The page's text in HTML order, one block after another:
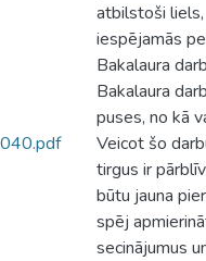
atbilstoši
iespējamās
Bakalaura
Bakalaura
puses, no kā
Veicot šo
tirgus ir
būtu jauna
spēj
secinājumus